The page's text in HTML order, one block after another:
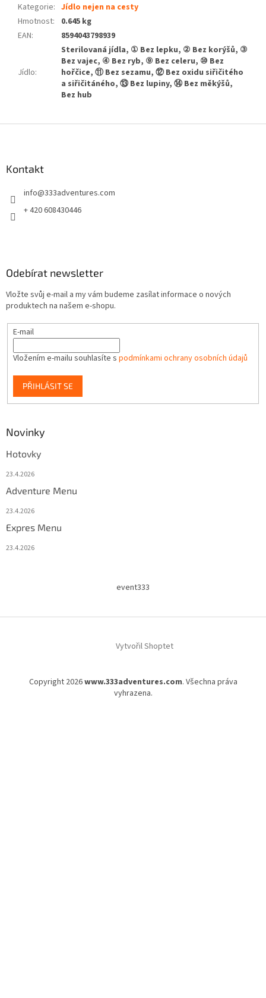
Kategorie: Jídlo nejen na cesty
Hmotnost:
0.645 kg
EAN: 8594043798939
Jídlo:
Sterilovaná jídla, ① Bez lepku, ② Bez korýšů, ③
Bez vajec, ④ Bez ryb, ⑨ Bez celeru, ⑩ Bez
hořčice, ⑪ Bez sezamu, ⑫ Bez oxidu siřičitého
a siřičitáného, ⑬ Bez lupiny, ⑭ Bez měkýšů,
Bez hub
Kontakt
info@333adventures.com
+ 420 608430446
Odebírat newsletter
Vložte svůj e-mail a my vám budeme zasílat informace o nových
produktech na našem e-shopu.
E-mail
Vložením e-mailu souhlasíte s podmínkami ochrany osobních údajů
PŘIHLÁSIT SE
Novinky
Hotovky
23.4.2026
Adventure Menu
23.4.2026
Expres Menu
23.4.2026
event333
Vytvořil Shoptet
Copyright 2026www.333adventures.com. Všechna práva
vyhrazena.